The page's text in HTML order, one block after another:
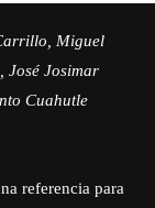
Miguel
José Josimar
Cuahutle
referencia para